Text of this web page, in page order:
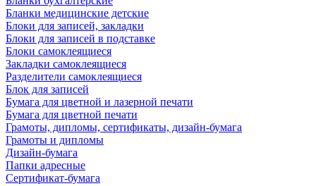
Бланки медицинские детские
Блоки для записей, закладки
Блоки для записей в подставке
Блоки самоклеящиеся
Закладки самоклеящиеся
Разделители самоклеящиеся
Блок для записей
Бумага для цветной и лазерной печати
Бумага для цветной печати
Грамоты, дипломы, сертификаты, дизайн-бумага
Грамоты и дипломы
Дизайн-бумага
Папки адресные
Сертификат-бумага